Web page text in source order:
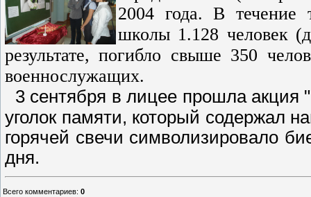
2004 года. В течение
школы 1.128 человек
результате, погибло свыше 350
военнослужащих.
3 сентября в лицее прошла
уголок памяти, который содержал
горячей свечи символизировало
дня.
Всего комментариев: 0